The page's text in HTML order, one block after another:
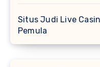
Situs Judi Live
Pemula